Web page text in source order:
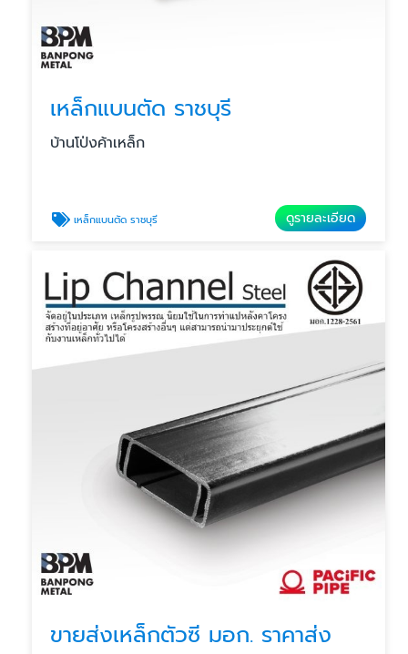
เหล็กแบนตัด ราชบุรี
บ้านโป่งค้าเหล็ก
เหล็กแบนตัด ราชบุรี ดูรายละเอียด
ขายส่งเหล็กตัวซี มอก. ราคาส่ง